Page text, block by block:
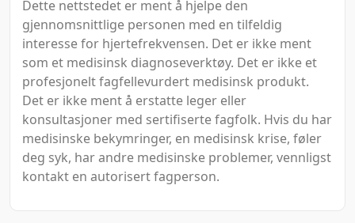
Dette nettstedet er ment å hjelpe den
gjennomsnittlige personen med en tilfeldig
interesse for hjertefrekvensen. Det er ikke ment
som et medisinsk diagnoseverktøy. Det er ikke et
profesjonelt fagfellevurdert medisinsk produkt.
Det er ikke ment å erstatte leger eller
konsultasjoner med sertifiserte fagfolk. Hvis du har
medisinske bekymringer, en medisinsk krise, føler
deg syk, har andre medisinske problemer, vennligst
kontakt en autorisert fagperson.